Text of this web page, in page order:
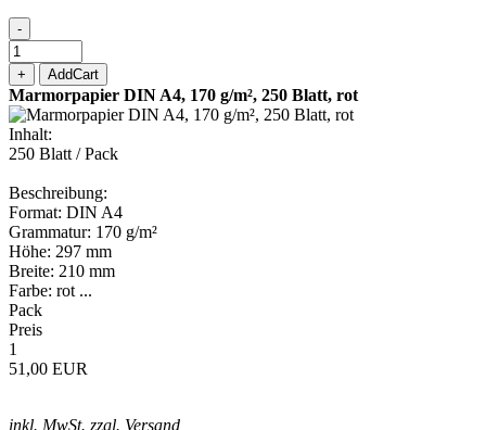
-
+ AddCart
Marmorpapier DIN A4, 170 g/m², 250 Blatt, rot
Inhalt:
250 Blatt / Pack
Beschreibung:
Format: DIN A4
Grammatur: 170 g/m²
Höhe: 297 mm
Breite: 210 mm
Farbe: rot ...
Pack
Preis
1
51,00 EUR
inkl. MwSt. zzgl. Versand